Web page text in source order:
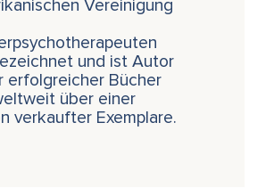
Vereinigung
und ist Autor
erfolgreicher Bücher
über einer
verkaufter Exemplare.